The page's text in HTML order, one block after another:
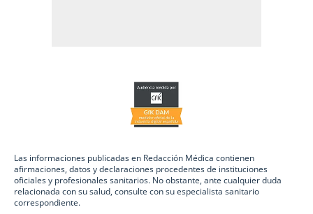
Las informaciones publicadas en Redacción Médica contienen
afirmaciones, datos y declaraciones procedentes de instituciones
oficiales y profesionales sanitarios. No obstante, ante cualquier duda
relacionada con su salud, consulte con su especialista sanitario
correspondiente.